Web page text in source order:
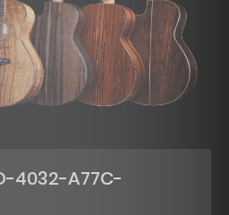
4032-A77C-